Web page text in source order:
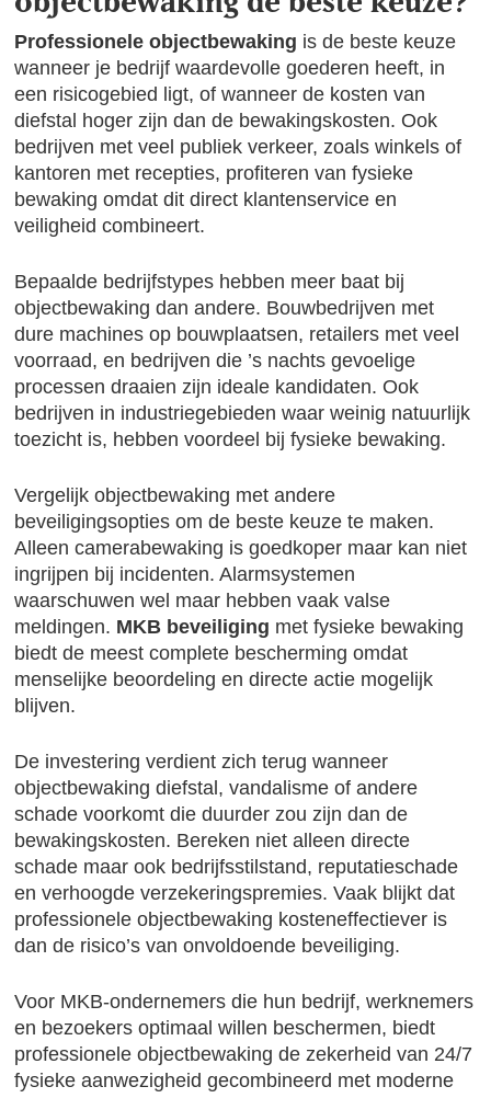
Professionele objectbewaking is de beste keuze
wanneer je bedrijf waardevolle goederen heeft, in
een risicogebied ligt, of wanneer de kosten van
diefstal hoger zijn dan de bewakingskosten. Ook
bedrijven met veel publiek verkeer, zoals winkels of
kantoren met recepties, profiteren van fysieke
bewaking omdat dit direct klantenservice en
veiligheid combineert.
Bepaalde bedrijfstypes hebben meer baat bij
objectbewaking dan andere. Bouwbedrijven met
dure machines op bouwplaatsen, retailers met veel
voorraad, en bedrijven die ’s nachts gevoelige
processen draaien zijn ideale kandidaten. Ook
bedrijven in industriegebieden waar weinig natuurlijk
toezicht is, hebben voordeel bij fysieke bewaking.
Vergelijk objectbewaking met andere
beveiligingsopties om de beste keuze te maken.
Alleen camerabewaking is goedkoper maar kan niet
ingrijpen bij incidenten. Alarmsystemen
waarschuwen wel maar hebben vaak valse
meldingen. MKB beveiliging met fysieke bewaking
biedt de meest complete bescherming omdat
menselijke beoordeling en directe actie mogelijk
blijven.
De investering verdient zich terug wanneer
objectbewaking diefstal, vandalisme of andere
schade voorkomt die duurder zou zijn dan de
bewakingskosten. Bereken niet alleen directe
schade maar ook bedrijfsstilstand, reputatieschade
en verhoogde verzekeringspremies. Vaak blijkt dat
professionele objectbewaking kosteneffectiever is
dan de risico’s van onvoldoende beveiliging.
Voor MKB-ondernemers die hun bedrijf, werknemers
en bezoekers optimaal willen beschermen, biedt
professionele objectbewaking de zekerheid van 24/7
fysieke aanwezigheid gecombineerd met moderne